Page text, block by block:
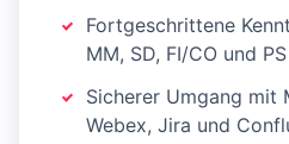
Fortgeschrittene
MM, SD, FI/CO und PS
Sicherer Umgang mit
Webex, Jira und